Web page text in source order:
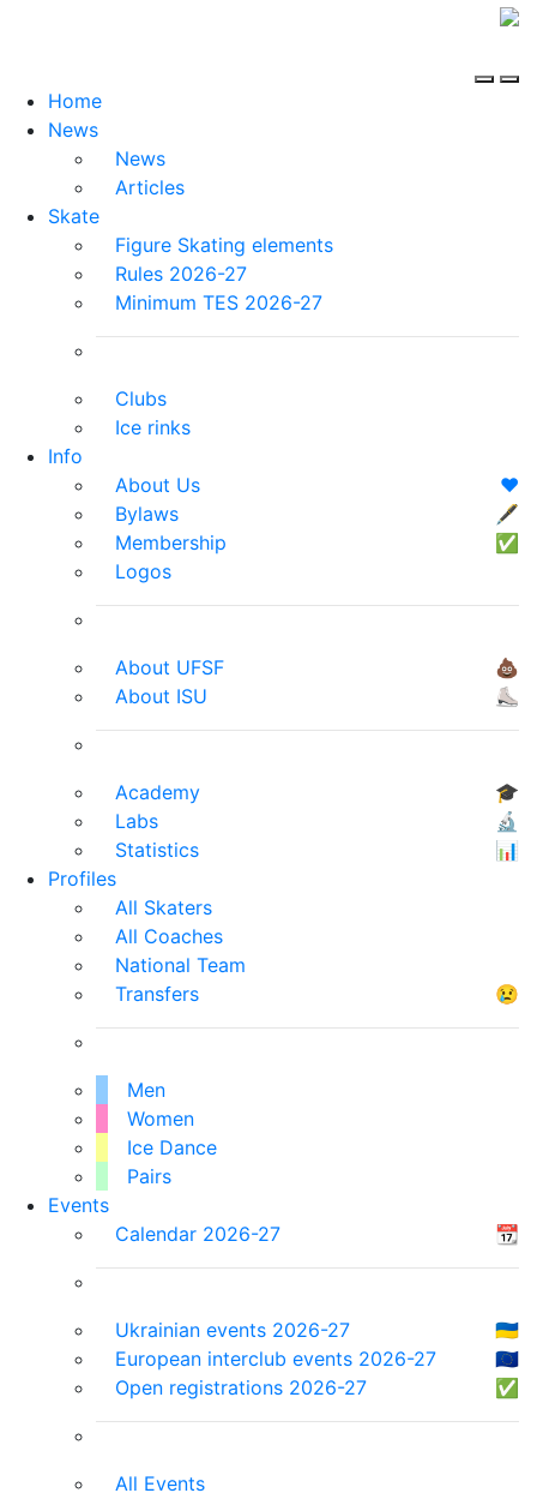
Home
News
News
Articles
Skate
Figure Skating elements
Rules 2026-27
Minimum TES 2026-27
Clubs
Ice rinks
Info
About Us
❤️
Bylaws
🖋
Membership
✅
Logos
About UFSF
💩
About ISU
⛸
Academy
🎓
Labs
🔬
Statistics
📊
Profiles
All Skaters
All Coaches
National Team
Transfers
😢
Men
Women
Ice Dance
Pairs
Events
Calendar 2026-27
📆
Ukrainian events 2026-27
🇺🇦
European interclub events 2026-27
🇪🇺
Open registrations 2026-27
✅
All Events